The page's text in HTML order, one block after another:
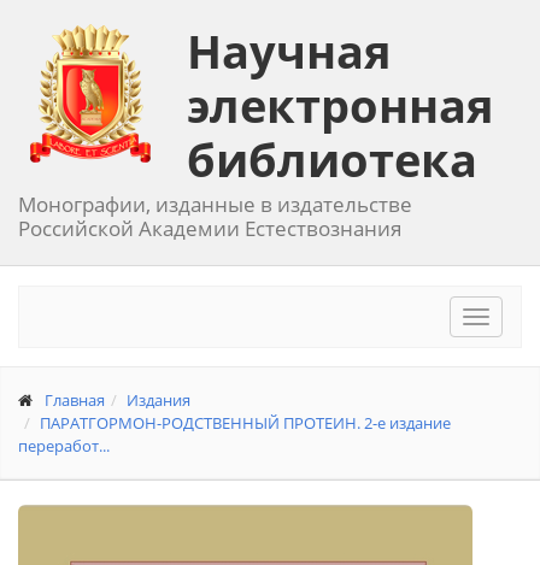
Научная
электронная
библиотека
Монографии, изданные в издательстве
Российской Академии Естествознания
Toggle
Главная
Издания
ПАРАТГОРМОН-РОДСТВЕННЫЙ ПРОТЕИН. 2-е издание
переработ...